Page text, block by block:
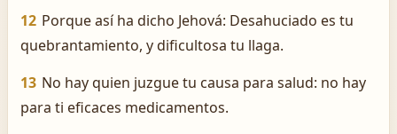
12 Porque así ha dicho Jehová: Desahuciado es tu
quebrantamiento, y dificultosa tu llaga.
13 No hay quien juzgue tu causa para salud: no hay
para ti eficaces medicamentos.